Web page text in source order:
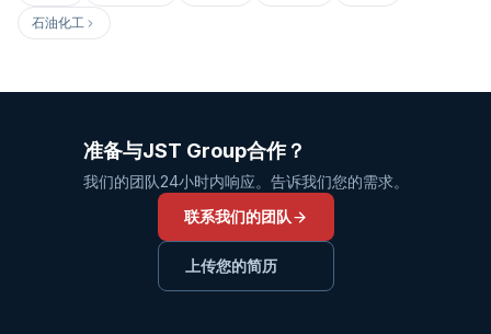
石油化工
准备与JST Group合作？
我们的团队24小时内响应。告诉我们您的需求。
联系我们的团队
上传您的简历